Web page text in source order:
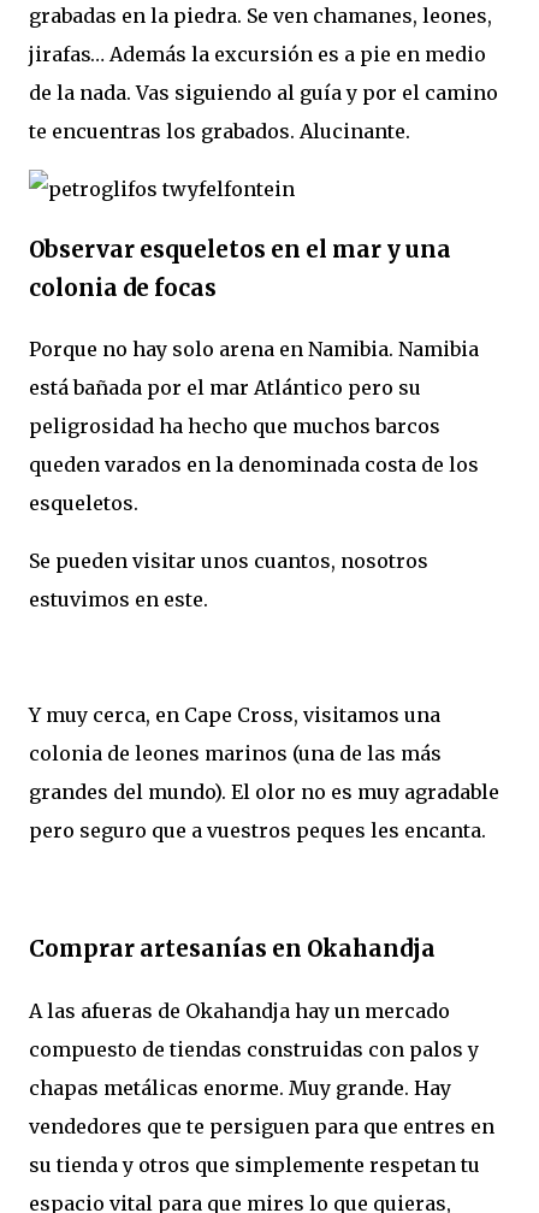
grabadas en la piedra. Se ven chamanes, leones,
jirafas… Además la excursión es a pie en medio
de la nada. Vas siguiendo al guía y por el camino
te encuentras los grabados. Alucinante.
Observar esqueletos en el mar y una
colonia de focas
Porque no hay solo arena en Namibia. Namibia
está bañada por el mar Atlántico pero su
peligrosidad ha hecho que muchos barcos
queden varados en la denominada costa de los
esqueletos.
Se pueden visitar unos cuantos, nosotros
estuvimos en este.
Y muy cerca, en Cape Cross, visitamos una
colonia de leones marinos (una de las más
grandes del mundo). El olor no es muy agradable
pero seguro que a vuestros peques les encanta.
Comprar artesanías en Okahandja
A las afueras de Okahandja hay un mercado
compuesto de tiendas construidas con palos y
chapas metálicas enorme. Muy grande. Hay
vendedores que te persiguen para que entres en
su tienda y otros que simplemente respetan tu
espacio vital para que mires lo que quieras,